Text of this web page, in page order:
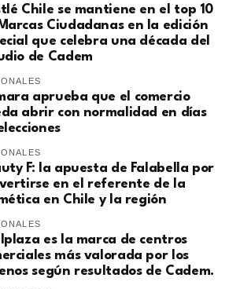
Chile se mantiene en el top 10
Ciudadanas en la edición
que celebra una década del
de Cadem
aprueba que el comercio
abrir con normalidad en días
F: la apuesta de Falabella por
en el referente de la
en Chile y la región
es la marca de centros
más valorada por los
según resultados de Cadem.